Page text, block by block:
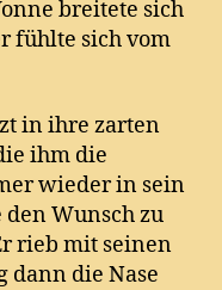
breitete sich
fühlte sich vom
in ihre zarten
ihm die
wieder in sein
Wunsch zu
rieb mit seinen
dann die Nase